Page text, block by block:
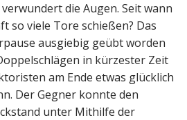
die Augen. Seit wann
so viele Tore schießen? Das
ausgiebig geübt worden
in kürzester Zeit
am Ende etwas glücklich
Der Gegner konnte den
unter Mithilfe der